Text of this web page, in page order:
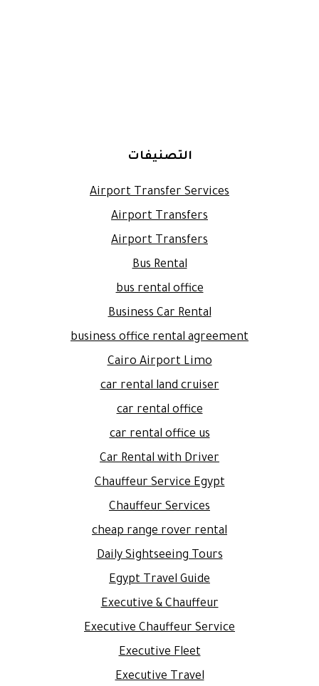
التصنيفات
Airport Transfer Services
Airport Transfers
Airport Transfers
Bus Rental
bus rental office
Business Car Rental
business office rental agreement
Cairo Airport Limo
car rental land cruiser
car rental office
car rental office us
Car Rental with Driver
Chauffeur Service Egypt
Chauffeur Services
cheap range rover rental
Daily Sightseeing Tours
Egypt Travel Guide
Executive & Chauffeur
Executive Chauffeur Service
Executive Fleet
Executive Travel